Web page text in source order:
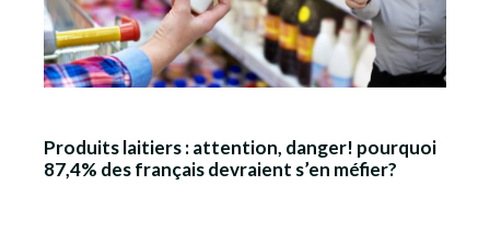
Produits laitiers : attention, danger! pourquoi
87,4% des français devraient s’en méfier?